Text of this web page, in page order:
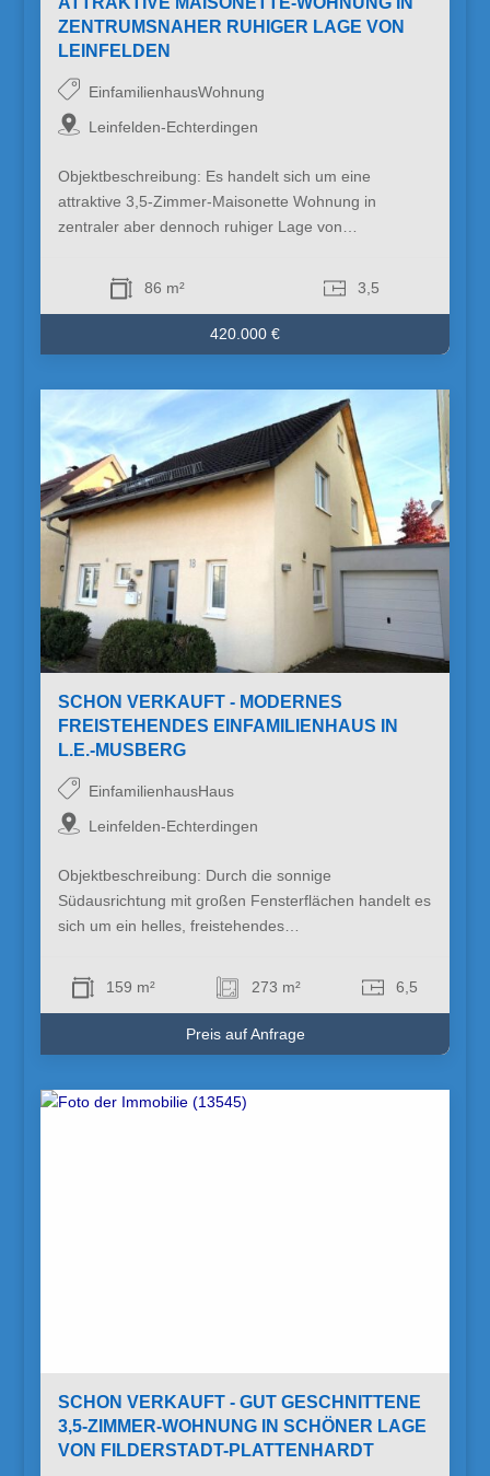
ZENTRUMSNAHER RUHIGER LAGE VON
LEINFELDEN
EinfamilienhausWohnung
Leinfelden-Echterdingen
Objektbeschreibung: Es handelt sich um eine
attraktive 3,5-Zimmer-Maisonette Wohnung in
zentraler aber dennoch ruhiger Lage von…
86 m² 3,5
420.000 €
SCHON VERKAUFT - MODERNES
FREISTEHENDES EINFAMILIENHAUS IN
L.E.-MUSBERG
EinfamilienhausHaus
Leinfelden-Echterdingen
Objektbeschreibung: Durch die sonnige
Südausrichtung mit großen Fensterflächen handelt es
sich um ein helles, freistehendes…
159 m² 273 m² 6,5
Preis auf Anfrage
SCHON VERKAUFT - GUT GESCHNITTENE
3,5-ZIMMER-WOHNUNG IN SCHÖNER LAGE
VON FILDERSTADT-PLATTENHARDT